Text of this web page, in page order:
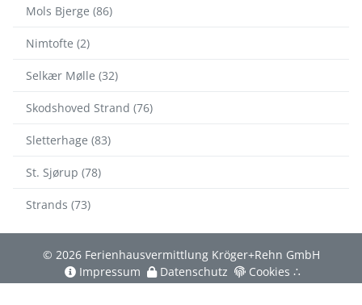
Mols Bjerge (86)
Nimtofte (2)
Selkær Mølle (32)
Skodshoved Strand (76)
Sletterhage (83)
St. Sjørup (78)
Strands (73)
© 2026 Ferienhausvermittlung Kröger+Rehn GmbH
Impressum
Datenschutz Cookies ∴